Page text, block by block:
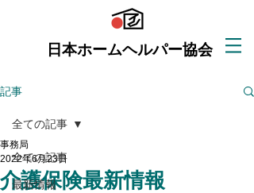
日本ホームヘルパー協会
記事
全ての記事
最新情報
全ての記事
介護保険最新情報
事務局
2022年6月23日